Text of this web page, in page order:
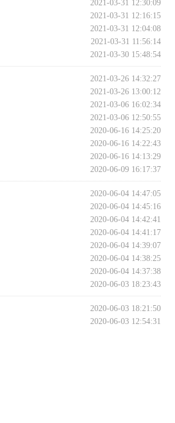
2021-03-31 12:30:09
2021-03-31 12:16:15
2021-03-31 12:04:08
2021-03-31 11:56:14
2021-03-30 15:48:54
2021-03-26 14:32:27
2021-03-26 13:00:12
2021-03-06 16:02:34
2021-03-06 12:50:55
2020-06-16 14:25:20
2020-06-16 14:22:43
2020-06-16 14:13:29
2020-06-09 16:17:37
2020-06-04 14:47:05
2020-06-04 14:45:16
2020-06-04 14:42:41
2020-06-04 14:41:17
2020-06-04 14:39:07
2020-06-04 14:38:25
2020-06-04 14:37:38
2020-06-03 18:23:43
2020-06-03 18:21:50
2020-06-03 12:54:31